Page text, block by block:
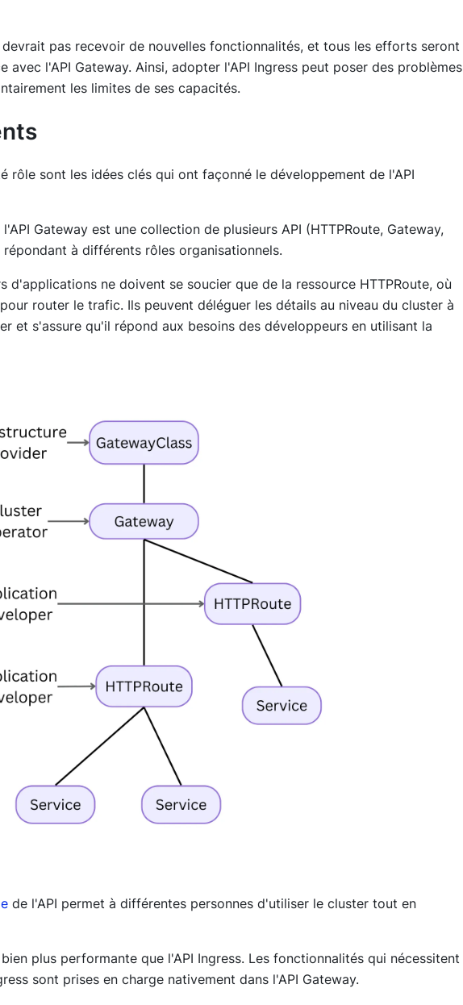
devrait pas recevoir de nouvelles fonctionnalités, et tous les efforts seront
avec l'API Gateway. Ainsi, adopter l'API Ingress peut poser des problèmes
les limites de ses capacités.
rôle sont les idées clés qui ont façonné le développement de l'API
Gateway est une collection de plusieurs API (HTTPRoute, Gateway,
à différents rôles organisationnels.
d'applications ne doivent se soucier que de la ressource HTTPRoute, où
router le trafic. Ils peuvent déléguer les détails au niveau du cluster à
et s'assure qu'il répond aux besoins des développeurs en utilisant la
de l'API permet à différentes personnes d'utiliser le cluster tout en
plus performante que l'API Ingress. Les fonctionnalités qui nécessitent
sont prises en charge nativement dans l'API Gateway.